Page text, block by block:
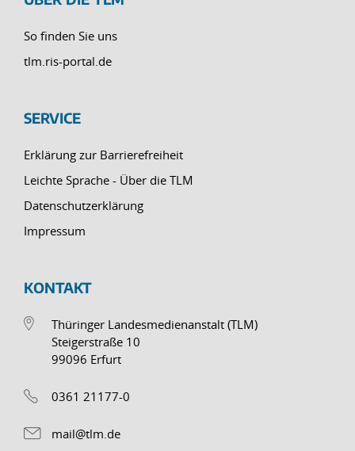
So finden Sie uns
tlm.ris-portal.de
SERVICE
Erklärung zur Barrierefreiheit
Leichte Sprache - Über die TLM
Datenschutzerklärung
Impressum
KONTAKT
Thüringer Landesmedienanstalt (TLM)
Steigerstraße 10
99096 Erfurt
0361 21177-0
mail@tlm.de